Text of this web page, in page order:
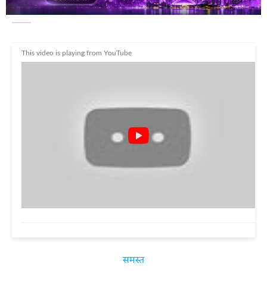
वीडियो4
This video is playing from YouTube
समस्त